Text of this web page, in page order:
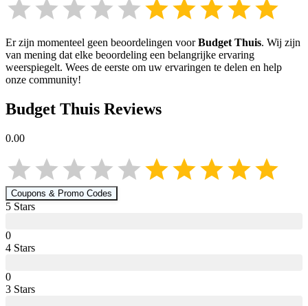
Er zijn momenteel geen beoordelingen voorBudget Thuis. Wij zijn
van mening dat elke beoordeling een belangrijke ervaring
weerspiegelt. Wees de eerste om uw ervaringen te delen en help
onze community!
Budget Thuis Reviews
0.00
Coupons & Promo Codes
5 Stars
0
4 Stars
0
3 Stars